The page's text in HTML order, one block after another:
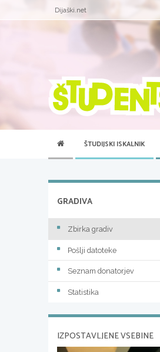
Dijaški.net
ŠTUDIJSKI ISKALNIK
GRADIVA
Zbirka gradiv
Pošlji datoteke
Seznam donatorjev
Statistika
IZPOSTAVLJENE VSEBINE